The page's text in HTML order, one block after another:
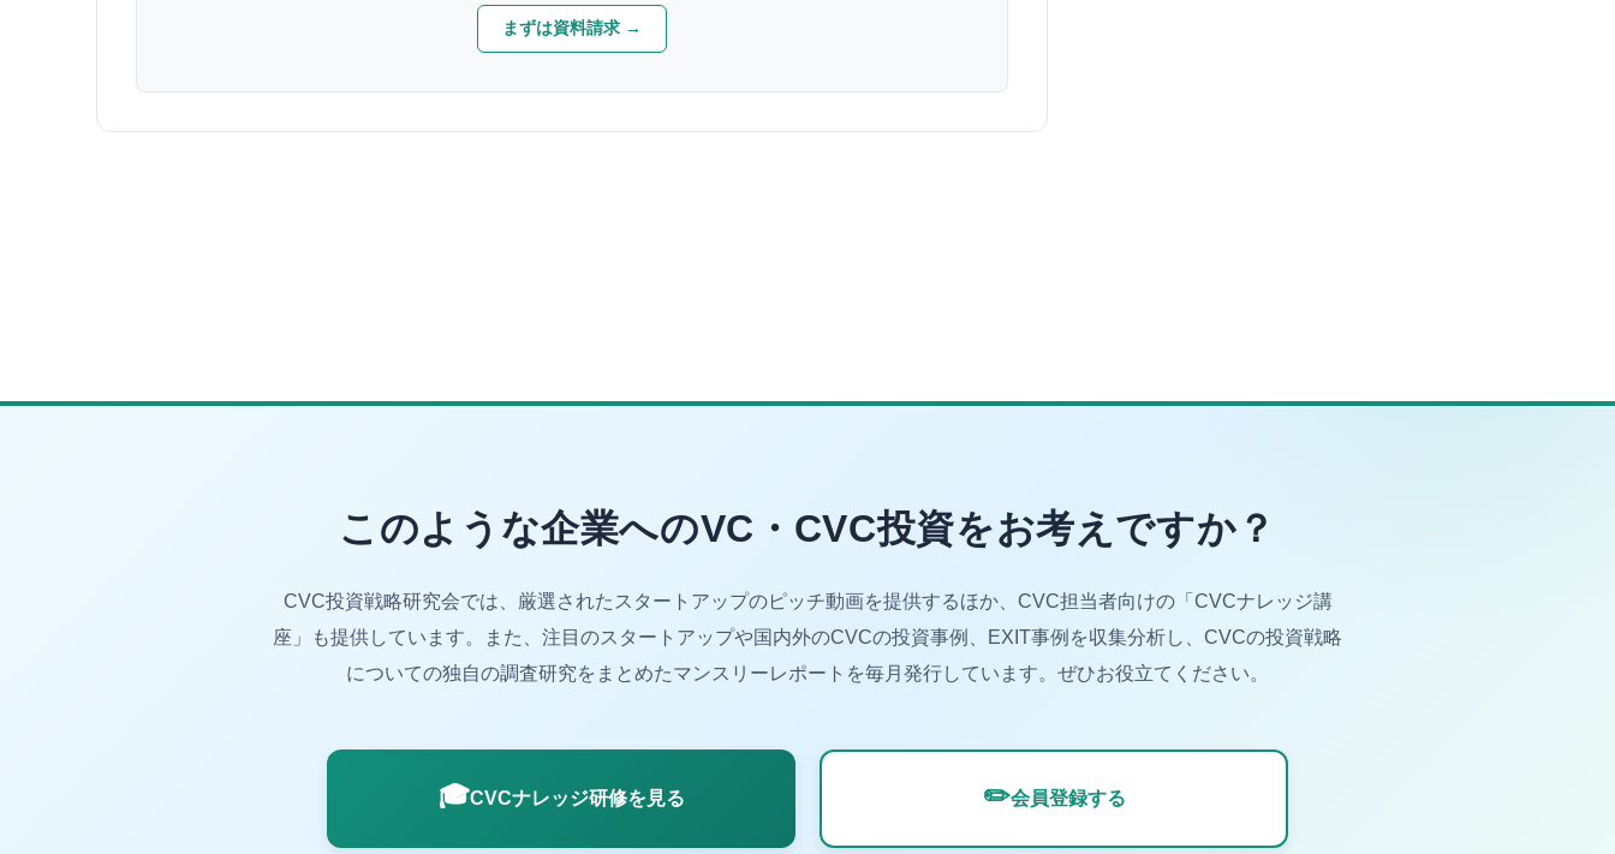
まずは資料請求 →
このような企業へのVC・CVC投資をお考えですか？
CVC投資戦略研究会では、厳選されたスタートアップのピッチ動画を提供するほか、CVC担当者向けの「CVCナレッジ講
座」も提供しています。また、注目のスタートアップや国内外のCVCの投資事例、EXIT事例を収集分析し、CVCの投資戦略
についての独自の調査研究をまとめたマンスリーレポートを毎月発行しています。ぜひお役立てください。
🎓CVCナレッジ研修を見る ✏️会員登録する